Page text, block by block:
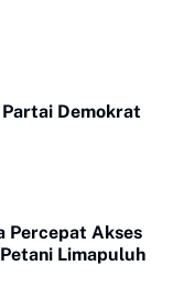
Demokrat
Percepat Akses
Limapuluh